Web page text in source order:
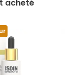
acheté